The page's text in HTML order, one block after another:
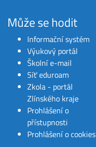
Může se hodit
Informační systém
Výukový portál
Školní e-mail
Síť eduroam
Zkola - portál
Zlínského kraje
Prohlášení o
přístupnosti
Prohlášení o cookies